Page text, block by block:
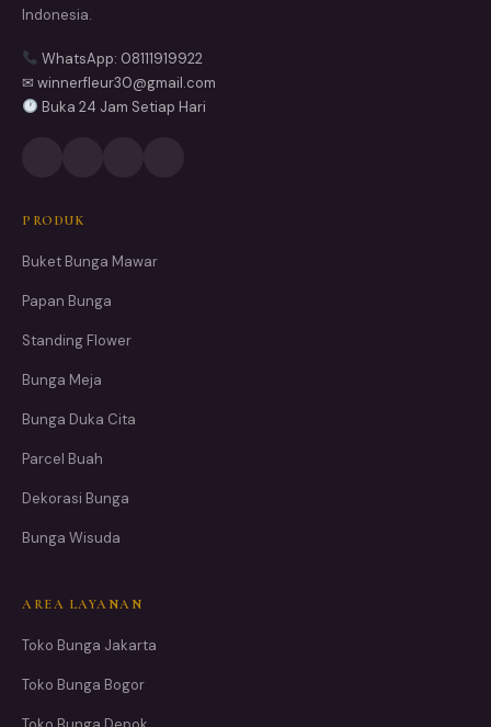
Indonesia.
WhatsApp: 08111919922
✉ winnerfleur30@gmail.com
Buka 24 Jam Setiap Hari
PRODUK
Buket Bunga Mawar
Papan Bunga
Standing Flower
Bunga Meja
Bunga Duka Cita
Parcel Buah
Dekorasi Bunga
Bunga Wisuda
AREA LAYANAN
Toko Bunga Jakarta
Toko Bunga Bogor